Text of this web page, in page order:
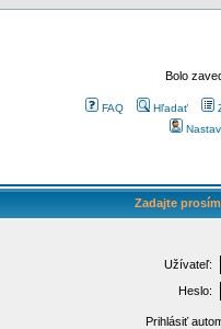
Bolo
FAQ Hľadať
Zadajte
Užívateľ:
Heslo:
Prihlásiť